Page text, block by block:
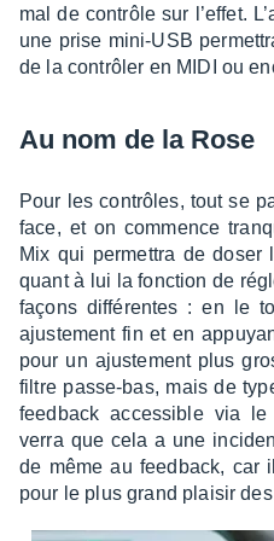
mal de contrôle sur l’ef­fet.
une prise mini-USB
de la contrô­ler en MIDI ou
Au nom de la Rose
Pour les contrôles, tout se
face, et on commence
Mix qui permet­tra de doser
quant à lui la fonc­tion de
façons diffé­rentes : en le
ajus­te­ment fin et en
pour un ajus­te­ment plus
filtre passe-bas, mais de
feed­back acces­sible via
verra que cela a une
de même au feed­back, car
pour le plus grand plai­sir